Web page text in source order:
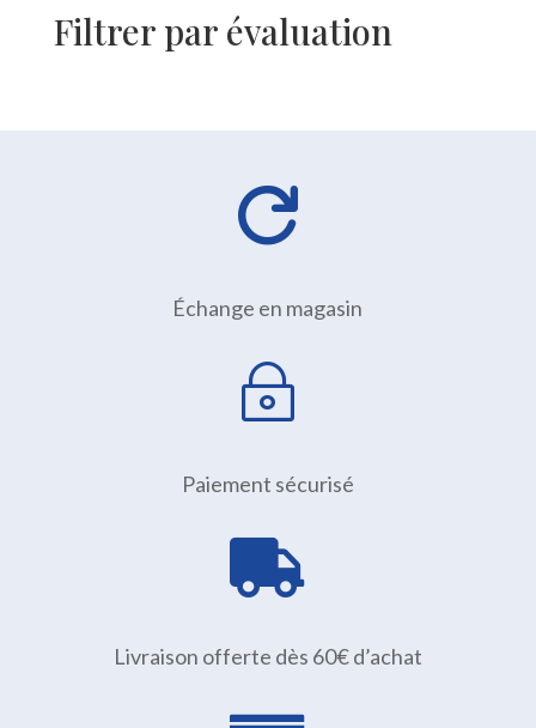
Filtrer par évaluation

Échange en magasin
~
Paiement sécurisé

Livraison offerte dès 60€ d’achat